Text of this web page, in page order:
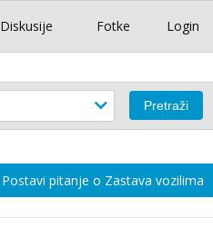
Login
Diskusije Fotke
Postavi pitanje o Zastava vozilima